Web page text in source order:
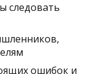
следовать
ошибок и